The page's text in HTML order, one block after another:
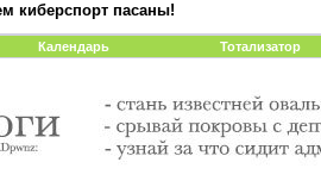
киберспорт пасаны!
Календарь Тотализатор